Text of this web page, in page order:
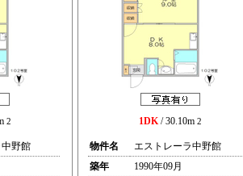
2
野館
1DK/ 30.10m 2
物件名
エストレーラ中野館
築年
1990年09月